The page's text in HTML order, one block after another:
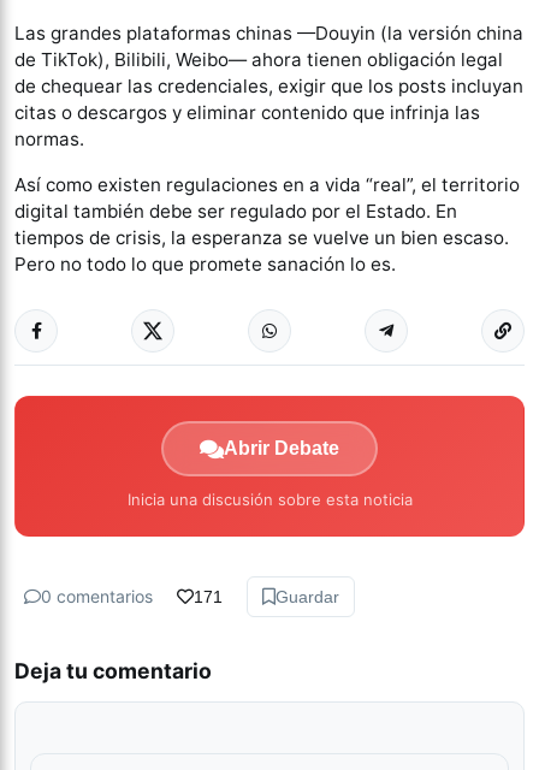
Las grandes plataformas chinas —Douyin (la versión china
de TikTok), Bilibili, Weibo— ahora tienen obligación legal
de chequear las credenciales, exigir que los posts incluyan
citas o descargos y eliminar contenido que infrinja las
normas.
Así como existen regulaciones en a vida “real”, el territorio
digital también debe ser regulado por el Estado. En
tiempos de crisis, la esperanza se vuelve un bien escaso.
Pero no todo lo que promete sanación lo es.
Abrir Debate
Inicia una discusión sobre esta noticia
0 comentarios 171 Guardar
Deja tu comentario